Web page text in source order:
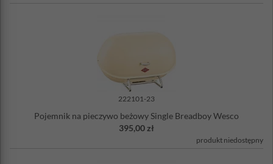
222101-23
Pojemnik na pieczywo beżowy Single Breadboy Wesco
395,00 zł
produkt niedostępny